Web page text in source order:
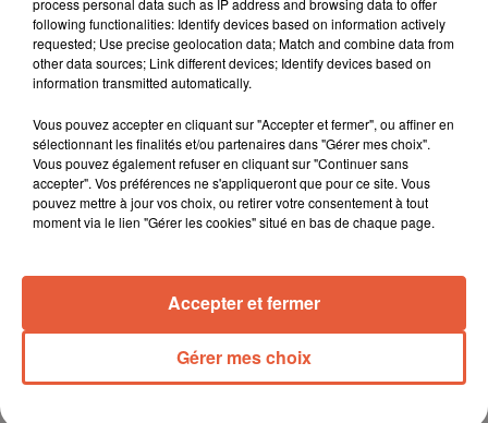
following functionalities: Identify devices based on information actively
requested; Use precise geolocation data; Match and combine data from
other data sources; Link different devices; Identify devices based on
information transmitted automatically.
Vous pouvez accepter en cliquant sur "Accepter et fermer", ou affiner en
sélectionnant les finalités et/ou partenaires dans "Gérer mes choix".
Vous pouvez également refuser en cliquant sur "Continuer sans
accepter". Vos préférences ne s'appliqueront que pour ce site. Vous
pouvez mettre à jour vos choix, ou retirer votre consentement à tout
moment via le lien "Gérer les cookies" situé en bas de chaque page.
Gérer mes choix
Accepter et fermer